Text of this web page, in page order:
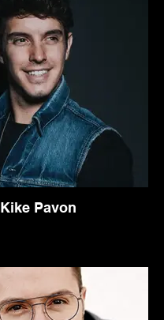
Kike Pavon